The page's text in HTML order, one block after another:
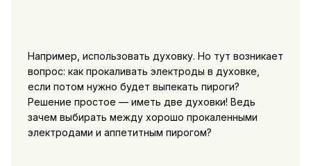
Например, использовать духовку. Но тут возникает
вопрос: как прокаливать электроды в духовке,
если потом нужно будет выпекать пироги?
Решение простое — иметь две духовки! Ведь
зачем выбирать между хорошо прокаленными
электродами и аппетитным пирогом?